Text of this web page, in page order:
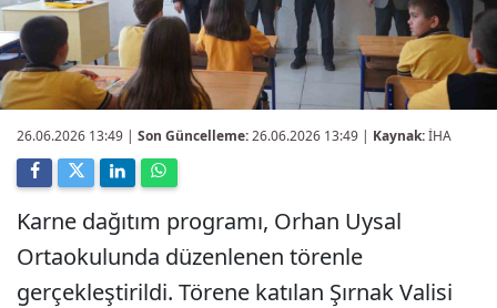
26.06.2026 13:49 | Son Güncelleme:26.06.2026 13:49 | Kaynak:İHA
Karne dağıtım programı, Orhan Uysal
Ortaokulunda düzenlenen törenle
gerçekleştirildi. Törene katılan Şırnak Valisi